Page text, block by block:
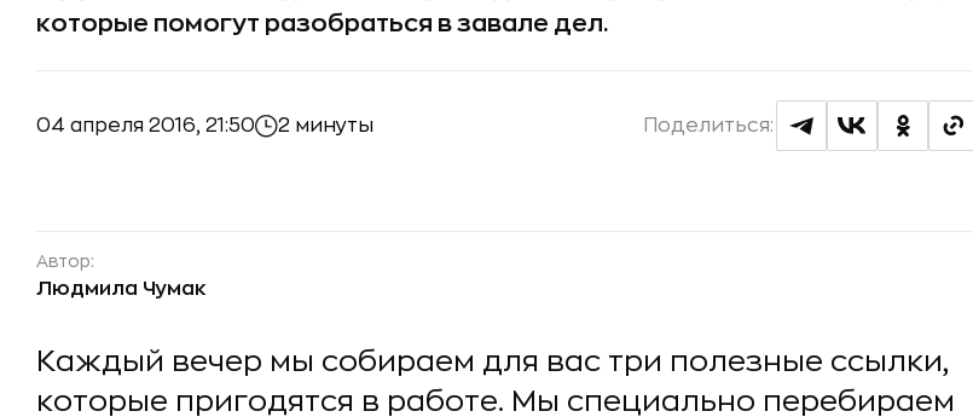
которые помогут разобраться в завале дел.
04 апреля 2016, 21:50 2 минуты Поделиться:
Автор:
Людмила Чумак
Каждый вечер мы собираем для вас три полезные ссылки,
которые пригодятся в работе. Мы специально перебираем